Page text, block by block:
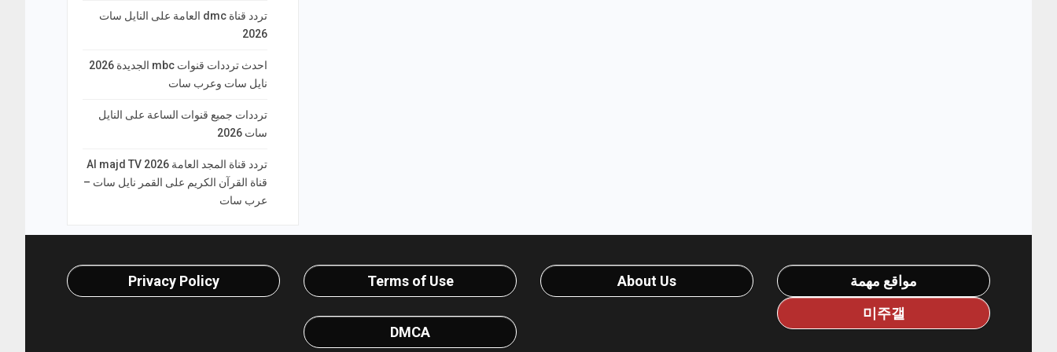
تردد قناة dmc العامة على النايل سات
2026
احدث ترددات قنوات mbc الجديدة 2026
نايل سات وعرب سات
ترددات جميع قنوات الساعة على النايل
سات 2026
تردد قناة المجد العامة Al majd TV 2026
قناة القرآن الكريم على القمر نايل سات –
عرب سات
مواقع مهمة
미주갤
About Us
Terms of Use
DMCA
Privacy Policy